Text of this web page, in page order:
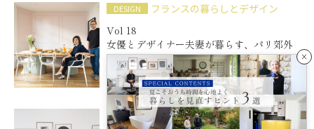
DESIGN
フランスの暮らしとデザイン
Vol 18
女優とデザイナー夫妻が暮らす、パリ郊外
の家。
2026.03.18
DESIGN
フランスの暮らしとデザイン
×